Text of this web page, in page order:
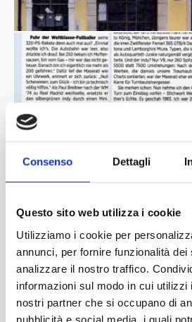
Consenso Dettagli
Questo sito web utilizza i cookie
Utilizziamo i cookie per
annunci, per fornire funzionalità dei
analizzare il nostro traffico.
informazioni sul modo in cui utilizzi
nostri partner che si occupano di
pubblicità e social media, i quali